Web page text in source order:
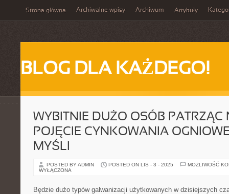
Strona główna Archiwalne wpisy Archiwum Artykuły
BLOG DLA KAŻDEGO!
WYBITNIE DUŻO OSÓB PATRZĄC
POJĘCIE CYNKOWANIA
MYŚLI
POSTED BY ADMIN POSTED ON LIS - 3 - 2025
MOŻLIWOŚĆ
WYŁĄCZONA
Będzie dużo typów galwanizacji użytkowanych w dzisiejszych